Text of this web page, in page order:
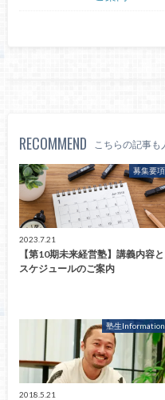
RECOMMEND こちらの記事も
募集要項
2023.7.21
【第10期未来経営塾】講義内容と
スケジュールのご案内
塾生Information
2018.5.21